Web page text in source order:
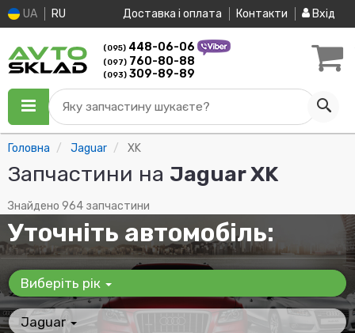
UA RU Доставка і оплата Контакти Вхід
(095) 448-06-06
(097) 760-80-88
(093) 309-89-89
Яку запчастину шукаєте?
Головна Jaguar XK
Запчастини на Jaguar XK
Знайдено 964 запчастини
Уточніть автомобіль:
Виберіть рік
Jaguar